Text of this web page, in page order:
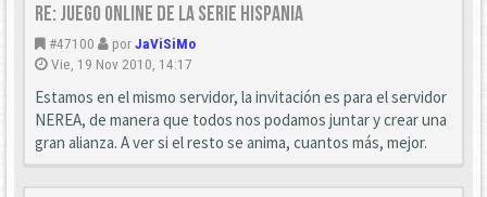
Re: Juego online de la serie HISPANIA
#47100 porJaViSiMo
Vie, 19 Nov 2010, 14:17
Estamos en el mismo servidor, la invitación es para el servidor
NEREA, de manera que todos nos podamos juntar y crear una
gran alianza. A ver si el resto se anima, cuantos más, mejor.